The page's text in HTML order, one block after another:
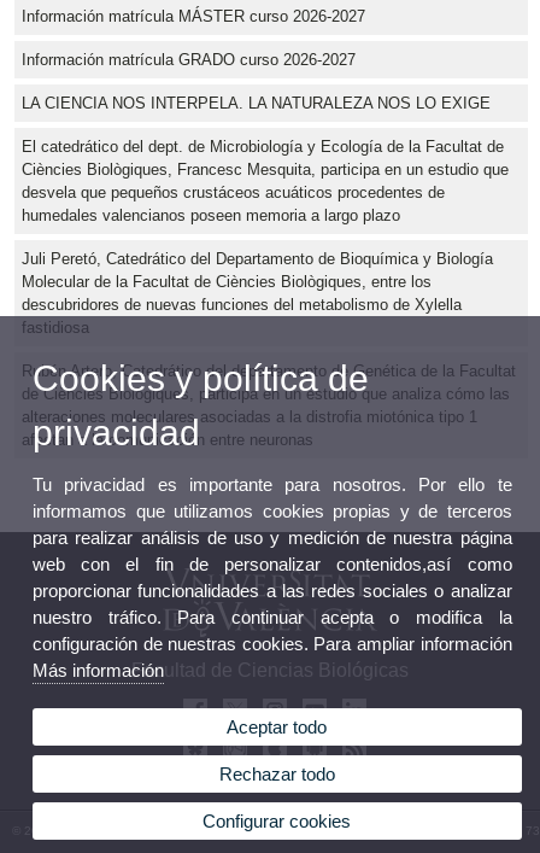
Información matrícula MÁSTER curso 2026-2027
Información matrícula GRADO curso 2026-2027
LA CIENCIA NOS INTERPELA. LA NATURALEZA NOS LO EXIGE
El catedrático del dept. de Microbiología y Ecología de la Facultat de
Ciències Biològiques, Francesc Mesquita, participa en un estudio que
desvela que pequeños crustáceos acuáticos procedentes de
humedales valencianos poseen memoria a largo plazo
Juli Peretó, Catedrático del Departamento de Bioquímica y Biología
Molecular de la Facultat de Ciències Biològiques, entre los
descubridores de nuevas funciones del metabolismo de Xylella
fastidiosa
Rubén Artero, Catedrático del departamento de Genética de la Facultat
de Ciències Biològiques, participa en un estudio que analiza cómo las
alteraciones moleculares asociadas a la distrofia miotónica tipo 1
afectan a la comunicación entre neuronas
Facultad de Ciencias Biológicas
© 2026 UV. - Av. Vicent Andrés Estellés, 19, 46100 Burjassot. España. Tel. (+34) 96 354 43 73
Cookies y política de
privacidad
Tu privacidad es importante para nosotros. Por ello te
informamos que utilizamos cookies propias y de terceros
para realizar análisis de uso y medición de nuestra página
web con el fin de personalizar contenidos,así como
proporcionar funcionalidades a las redes sociales o analizar
nuestro tráfico. Para continuar acepta o modifica la
configuración de nuestras cookies. Para ampliar información
Más información
Aceptar todo
Rechazar todo
Configurar cookies